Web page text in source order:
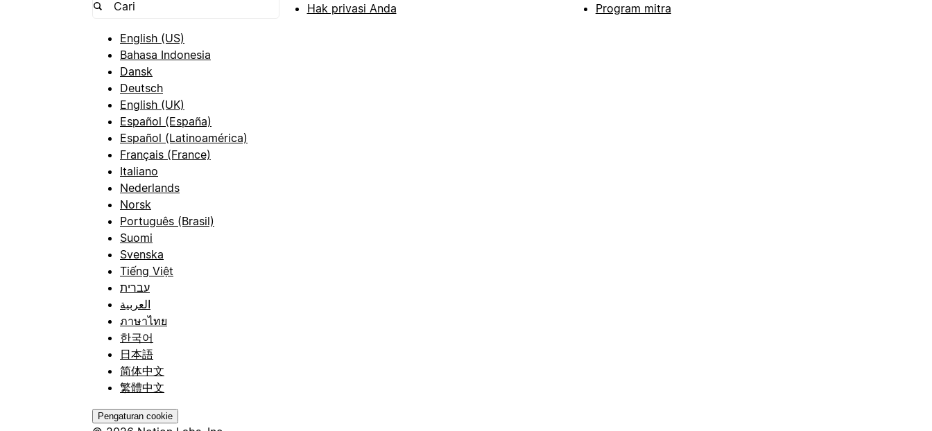
English (US)
Bahasa Indonesia
Dansk
Deutsch
English (UK)
Español (España)
Español (Latinoamérica)
Français (France)
Italiano
Nederlands
Norsk
Português (Brasil)
Suomi
Svenska
Tiếng Việt
עברית
العربية
ภาษาไทย
한국어
日本語
简体中文
繁體中文
Pengaturan cookie
Hak privasi Anda
Program mitra